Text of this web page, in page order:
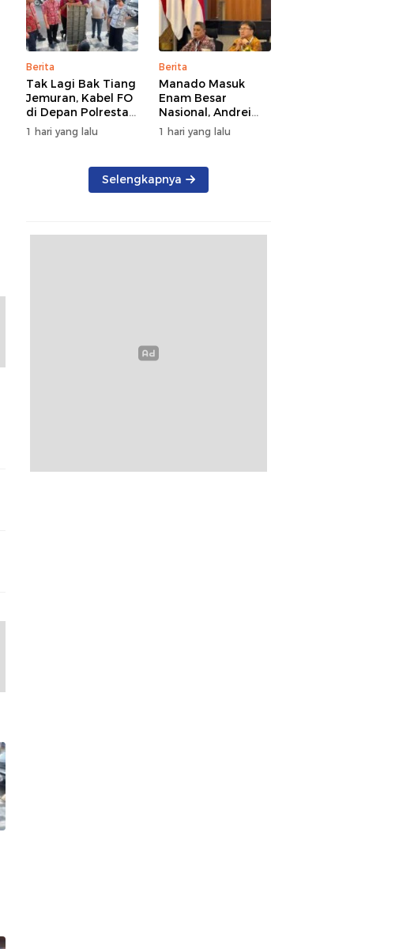
Solusi
Berita
Tak Lagi Bak Tiang
Jemuran, Kabel FO
di Depan Polresta
Manado Ditata
1 hari yang lalu
Berita
Manado Masuk
Enam Besar
Nasional, Andrei
Angouw Paparkan
Inovasi Layanan
Hadapan Tim
BKPM
1 hari yang lalu
Selengkapnya